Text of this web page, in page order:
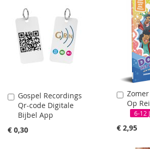
Gospel Recordings
Qr-code Digitale
Bijbel App
€ 0,30
In
Winkelwagen
Op
6-12
€ 2,95
In